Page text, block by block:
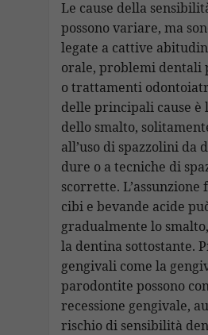
Le cause della
possono variare, ma
legate a cattive
orale, problemi dentali
o trattamenti
delle principali cause è
dello smalto,
all’uso di spazzolini da
dure o a tecniche di
scorrette.
cibi e bevande acide
gradualmente lo
la dentina sottostante.
gengivali come la
parodontite possono
recessione gengivale,
rischio di sensibilità